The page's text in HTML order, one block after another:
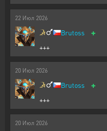
22 Июл 2026
Brutoss +
+++
20 Июл 2026
Brutoss +
+++
20 Июл 2026